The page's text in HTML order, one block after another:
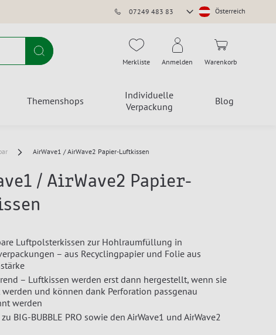
07249 483 83
Store
Österreich
Suche Merkliste Anmelden Warenkorb
Themenshops
Individuelle
Verpackung
Blog
AirWave1 / AirWave2 Papier-Luftkissen
/ AirWave2 Papier-
Luftpolsterkissen zur Hohlraumfüllung in
– aus Recyclingpapier und Folie aus
– Luftkissen werden erst dann hergestellt, wenn sie
und können dank Perforation passgenau
werden
BIG-BUBBLE PRO sowie den AirWave1 und AirWave2